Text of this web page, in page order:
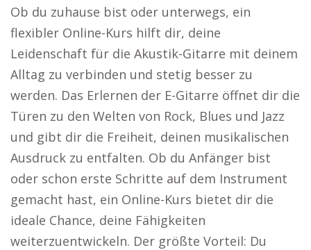
Ob du zuhause bist oder unterwegs, ein
flexibler Online-Kurs hilft dir, deine
Leidenschaft für die Akustik-Gitarre mit deinem
Alltag zu verbinden und stetig besser zu
werden. Das Erlernen der E-Gitarre öffnet dir die
Türen zu den Welten von Rock, Blues und Jazz
und gibt dir die Freiheit, deinen musikalischen
Ausdruck zu entfalten. Ob du Anfänger bist
oder schon erste Schritte auf dem Instrument
gemacht hast, ein Online-Kurs bietet dir die
ideale Chance, deine Fähigkeiten
weiterzuentwickeln. Der größte Vorteil: Du